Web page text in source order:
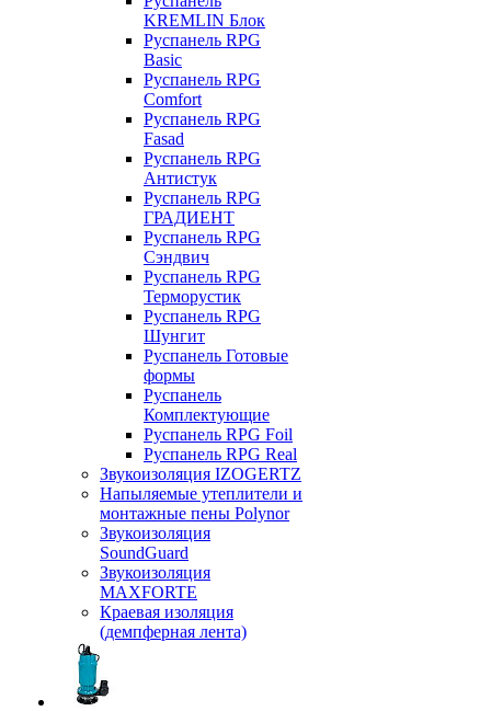
KREMLIN Блок
Руспанель RPG
Basic
Руспанель RPG
Comfort
Руспанель RPG
Fasad
Руспанель RPG
Антистук
Руспанель RPG
ГРАДИЕНТ
Руспанель RPG
Сэндвич
Руспанель RPG
Терморустик
Руспанель RPG
Шунгит
Руспанель Готовые
формы
Руспанель
Комплектующие
Руспанель RPG Foil
Руспанель RPG Real
Звукоизоляция IZOGERTZ
Напыляемые утеплители и
монтажные пены Polynor
Звукоизоляция
SoundGuard
Звукоизоляция
MAXFORTE
Краевая изоляция
(демпферная лента)